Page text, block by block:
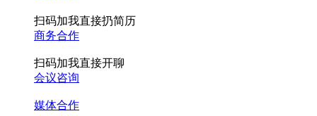
扫码加我直接扔简历
商务合作
扫码加我直接开聊
会议咨询
媒体合作